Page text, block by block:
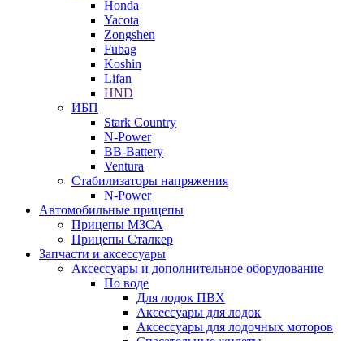
Honda
Yacota
Zongshen
Fubag
Koshin
Lifan
HND
ИБП
Stark Country
N-Power
BB-Battery
Ventura
Стабилизаторы напряжения
N-Power
Автомобильные прицепы
Прицепы МЗСА
Прицепы Сталкер
Запчасти и аксессуары
Аксессуары и дополнительное оборудование
По воде
Для лодок ПВХ
Аксессуары для лодок
Аксессуары для лодочных моторов